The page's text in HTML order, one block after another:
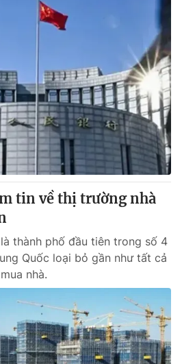
tin về thị trường nhà
thành phố đầu tiên trong số 4
Quốc loại bỏ gần như tất cả
nhà.